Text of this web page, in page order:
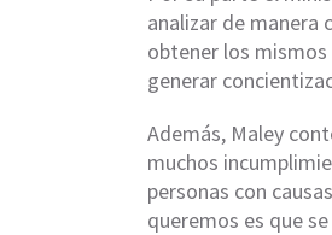
analizar de manera
obtener los
generar
Además, Maley
muchos
personas con
queremos es que